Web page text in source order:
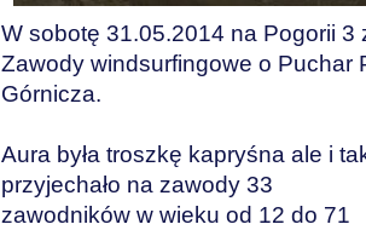
W sobotę 31.05.2014 na Pogorii 3
Zawody windsurfingowe o Puchar
Górnicza.
Aura była troszkę kapryśna ale i
przyjechało na zawody 33
zawodników w wieku od 12 do 71